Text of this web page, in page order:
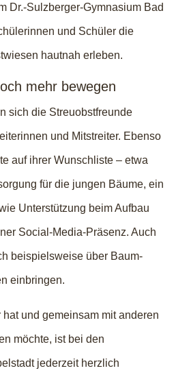
Dr.-Sulzberger-Gymnasium Bad
und Schüler die
hautnah erleben.
mehr bewegen
sich die Streuobstfreunde
und Mitstreiter. Ebenso
auf ihrer Wunschliste – etwa
für die jungen Bäume, ein
Unterstützung beim Aufbau
Social-Media-Präsenz. Auch
beispielsweise über Baum-
einbringen.
und gemeinsam mit anderen
möchte, ist bei den
jederzeit herzlich